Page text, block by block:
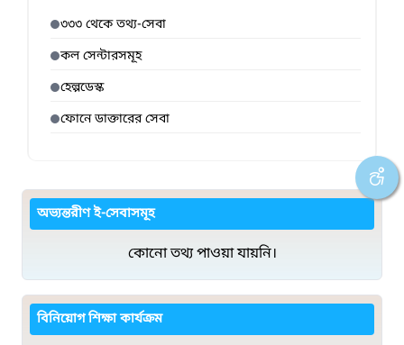
৩৩৩ থেকে তথ্য-সেবা
কল সেন্টারসমূহ
হেল্পডেস্ক
ফোনে ডাক্তারের সেবা
অভ্যন্তরীণ ই-সেবাসমূহ
কোনো তথ্য পাওয়া যায়নি।
বিনিয়োগ শিক্ষা কার্যক্রম